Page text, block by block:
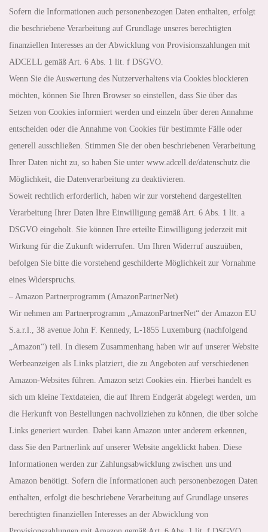
Sofern die Informationen auch personenbezogen Daten enthalten, erfolgt
die beschriebene Verarbeitung auf Grundlage unseres berechtigten
finanziellen Interesses an der Abwicklung von Provisionszahlungen mit
ADCELL gemäß Art. 6 Abs. 1 lit. f DSGVO.
Wenn Sie die Auswertung des Nutzerverhaltens via Cookies blockieren
möchten, können Sie Ihren Browser so einstellen, dass Sie über das
Setzen von Cookies informiert werden und einzeln über deren Annahme
entscheiden oder die Annahme von Cookies für bestimmte Fälle oder
generell ausschließen. Stimmen Sie der oben beschriebenen Verarbeitung
Ihrer Daten nicht zu, so haben Sie unter www.adcell.de/datenschutz die
Möglichkeit, die Datenverarbeitung zu deaktivieren.
Soweit rechtlich erforderlich, haben wir zur vorstehend dargestellten
Verarbeitung Ihrer Daten Ihre Einwilligung gemäß Art. 6 Abs. 1 lit. a
DSGVO eingeholt. Sie können Ihre erteilte Einwilligung jederzeit mit
Wirkung für die Zukunft widerrufen. Um Ihren Widerruf auszuüben,
befolgen Sie bitte die vorstehend geschilderte Möglichkeit zur Vornahme
eines Widerspruchs.
– Amazon Partnerprogramm (AmazonPartnerNet)
Wir nehmen am Partnerprogramm „AmazonPartnerNet“ der Amazon EU
S.a.r.l., 38 avenue John F. Kennedy, L-1855 Luxemburg (nachfolgend
„Amazon“) teil. In diesem Zusammenhang haben wir auf unserer Website
Werbeanzeigen als Links platziert, die zu Angeboten auf verschiedenen
Amazon-Websites führen. Amazon setzt Cookies ein. Hierbei handelt es
sich um kleine Textdateien, die auf Ihrem Endgerät abgelegt werden, um
die Herkunft von Bestellungen nachvollziehen zu können, die über solche
Links generiert wurden. Dabei kann Amazon unter anderem erkennen,
dass Sie den Partnerlink auf unserer Website angeklickt haben. Diese
Informationen werden zur Zahlungsabwicklung zwischen uns und
Amazon benötigt. Sofern die Informationen auch personenbezogen Daten
enthalten, erfolgt die beschriebene Verarbeitung auf Grundlage unseres
berechtigten finanziellen Interesses an der Abwicklung von